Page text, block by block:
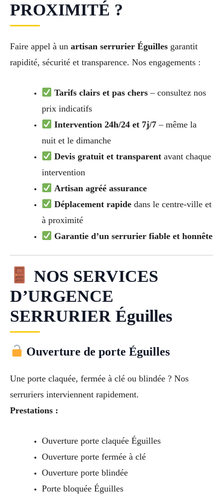
PROXIMITÉ ?
Faire appel à un artisan serrurier Éguilles garantit
rapidité, sécurité et transparence. Nos engagements :
Tarifs clairs et pas chers – consultez nos
prix indicatifs
Intervention 24h/24 et 7j/7 – même la
nuit et le dimanche
Devis gratuit et transparent avant chaque
intervention
Artisan agréé assurance
Déplacement rapide dans le centre-ville et
à proximité
Garantie d’un serrurier fiable et honnête
NOS SERVICES
D’URGENCE
SERRURIER Éguilles
Ouverture de porte Éguilles
Une porte claquée, fermée à clé ou blindée ? Nos
serruriers interviennent rapidement.
Prestations :
Ouverture porte claquée Éguilles
Ouverture porte fermée à clé
Ouverture porte blindée
Porte bloquée Éguilles